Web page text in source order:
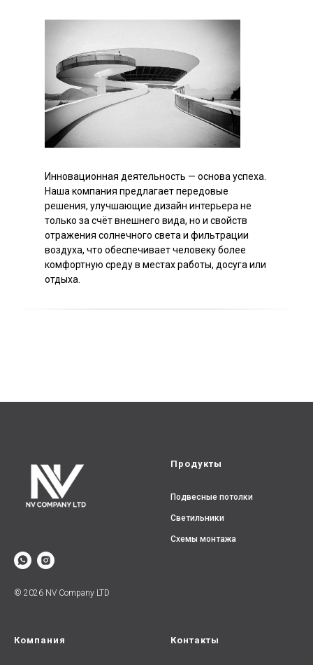
Инновационная деятельность — основа успеха.
Наша компания предлагает передовые
решения, улучшающие дизайн интерьера не
только за счёт внешнего вида, но и свойств
отражения солнечного света и фильтрации
воздуха, что обеспечивает человеку более
комфортную среду в местах работы, досуга или
отдыха.
© 2026 NV Company LTD
Продукты
Подвесные потолки
Светильники
Схемы монтажа
Компания Контакты